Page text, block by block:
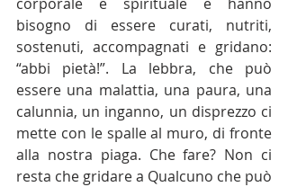
bisogno di essere curati, nutriti,
sostenuti, accompagnati e gridano:
“abbi pietà!”. La lebbra, che può
essere una malattia, una paura, una
calunnia, un inganno, un disprezzo ci
mette con le spalle al muro, di fronte
alla nostra piaga. Che fare? Non ci
resta che gridare a Qualcuno che può